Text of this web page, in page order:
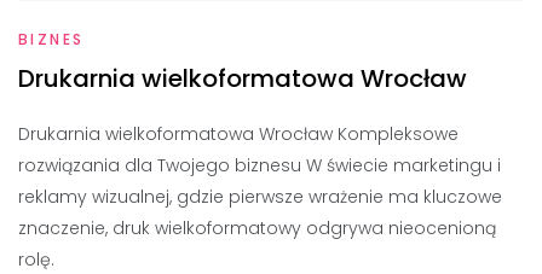
BIZNES
Drukarnia wielkoformatowa Wrocław
Drukarnia wielkoformatowa Wrocław Kompleksowe
rozwiązania dla Twojego biznesu W świecie marketingu i
reklamy wizualnej, gdzie pierwsze wrażenie ma kluczowe
znaczenie, druk wielkoformatowy odgrywa nieocenioną
rolę.